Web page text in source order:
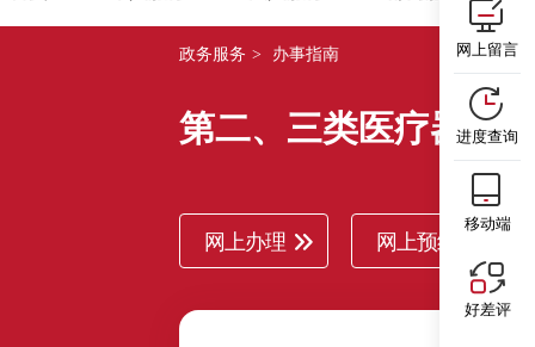
政务服务 > 办事指南
第二、三类医疗器械
网上办理 网上预约
网上留言
进度查询
移动端
好差评